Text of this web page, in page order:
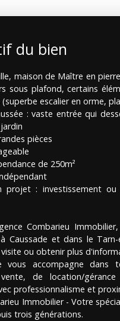
du bien
maison de Maître en
sous plafond, certains
escalier en orme,
: vaste entrée qui
pièces
de 250m²
projet : investissement
Combarieu
Caussade et dans le
ou obtenir plus
vous accompagne dans
de location/
professionnalisme et
Immobilier - Votre
trois générations.